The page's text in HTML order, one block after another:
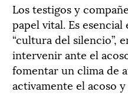
Los testigos y
papel vital. Es
“cultura del silencio”,
intervenir ante el
fomentar un clima de
activamente el acoso